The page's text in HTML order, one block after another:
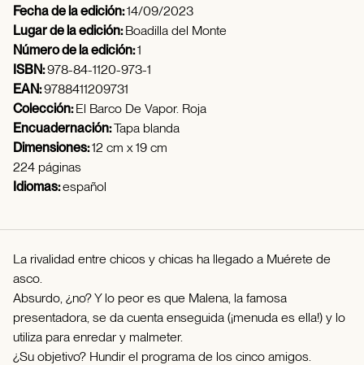
Fecha de la edición:14/09/2023
Lugar de la edición:Boadilla del Monte
Número de la edición:1
ISBN:978-84-1120-973-1
EAN:9788411209731
Colección:El Barco De Vapor. Roja
Encuadernación:Tapa blanda
Dimensiones:12 cm x 19 cm
224 páginas
Idiomas:español
La rivalidad entre chicos y chicas ha llegado a Muérete de
asco.
Absurdo, ¿no? Y lo peor es que Malena, la famosa
presentadora, se da cuenta enseguida (¡menuda es ella!) y lo
utiliza para enredar y malmeter.
¿Su objetivo? Hundir el programa de los cinco amigos.